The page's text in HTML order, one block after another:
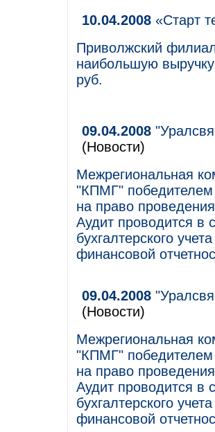
10.04.2008 «Старт
Приволжский
наибольшую
руб.
09.04.2008
(Новости)
Межрегиональная
"КПМГ" победителем
на право
Аудит проводится в
бухгалтерского
финансовой
09.04.2008
(Новости)
Межрегиональная
"КПМГ" победителем
на право
Аудит проводится в
бухгалтерского
финансовой